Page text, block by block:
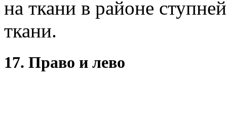
на ткани в районе
ткани.
17. Право и лево